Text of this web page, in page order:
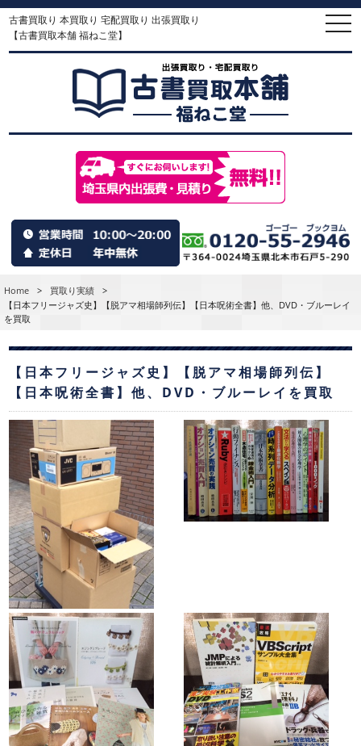
古書買取り 本買取り 宅配買取り 出張買取り
【古書買取本舗 福ねこ堂】
Home > 買取り実績
>
【日本フリージャズ史】【脱アマ相場師列伝】【日本呪術全書】他、DVD・ブルーレイ
を買取
【日本フリージャズ史】【脱アマ相場師列伝】
【日本呪術全書】他、DVD・ブルーレイを買取